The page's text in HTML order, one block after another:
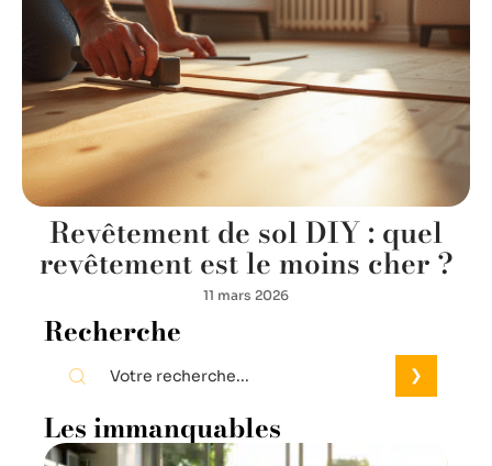
Revêtement de sol DIY : quel
revêtement est le moins cher ?
11 mars 2026
Recherche
Les immanquables